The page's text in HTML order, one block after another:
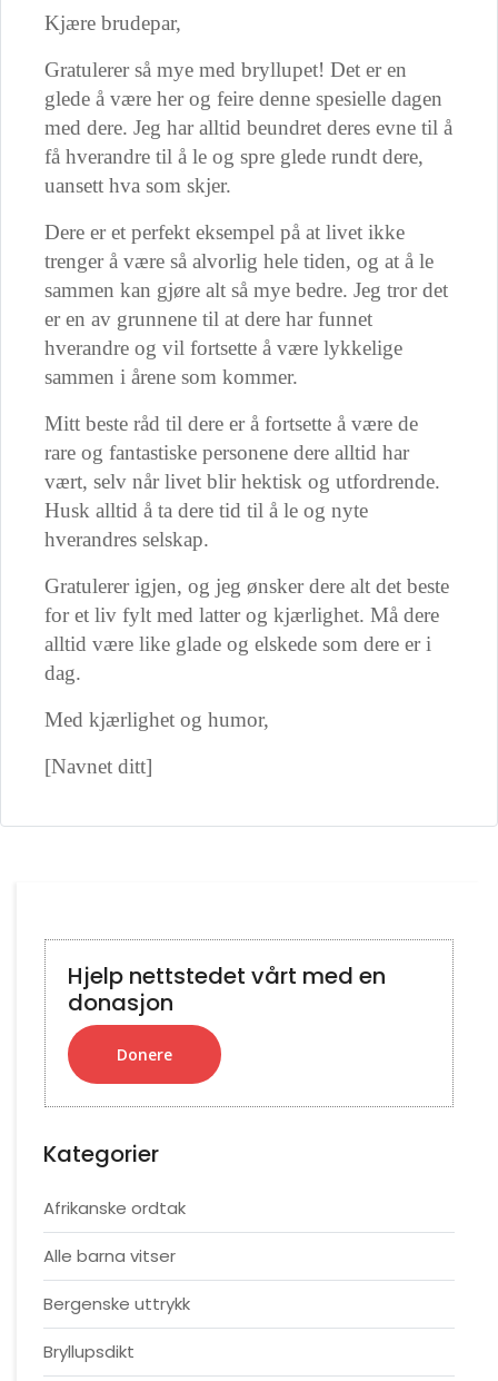
Kjære brudepar,
Gratulerer så mye med bryllupet! Det er en
glede å være her og feire denne spesielle dagen
med dere. Jeg har alltid beundret deres evne til å
få hverandre til å le og spre glede rundt dere,
uansett hva som skjer.
Dere er et perfekt eksempel på at livet ikke
trenger å være så alvorlig hele tiden, og at å le
sammen kan gjøre alt så mye bedre. Jeg tror det
er en av grunnene til at dere har funnet
hverandre og vil fortsette å være lykkelige
sammen i årene som kommer.
Mitt beste råd til dere er å fortsette å være de
rare og fantastiske personene dere alltid har
vært, selv når livet blir hektisk og utfordrende.
Husk alltid å ta dere tid til å le og nyte
hverandres selskap.
Gratulerer igjen, og jeg ønsker dere alt det beste
for et liv fylt med latter og kjærlighet. Må dere
alltid være like glade og elskede som dere er i
dag.
Med kjærlighet og humor,
[Navnet ditt]
Hjelp nettstedet vårt med en
donasjon
Donere
Kategorier
Afrikanske ordtak
Alle barna vitser
Bergenske uttrykk
Bryllupsdikt